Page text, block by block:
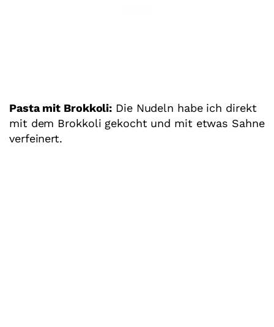
Pasta mit Brokkoli: Die Nudeln habe ich direkt
mit dem Brokkoli gekocht und mit etwas Sahne
verfeinert.